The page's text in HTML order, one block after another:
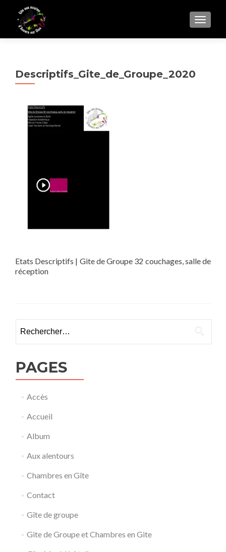
Descriptifs_Gite_de_Groupe_2020
Etats Descriptifs | Gite de Groupe 32 couchages, salle de
réception
PAGES
Accès
Accueil
Album
Aux alentours
Chambres en Gîte
Contact
Gîte de groupe
Gite de Groupe et Chambres en Gite